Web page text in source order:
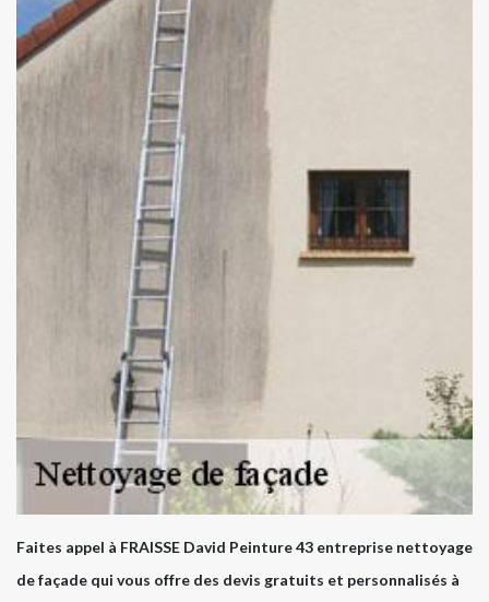
Faites appel à FRAISSE David Peinture 43 entreprise nettoyage
de façade qui vous offre des devis gratuits et personnalisés à